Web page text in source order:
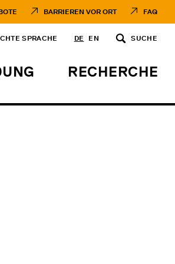
BARRIEREN VOR ORT FAQ
SPRACHE DE EN SUCHE
RECHERCHE